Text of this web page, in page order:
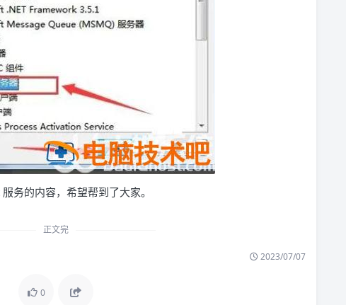
务的内容，希望帮到了大家。
正文完
2023/07/07
0